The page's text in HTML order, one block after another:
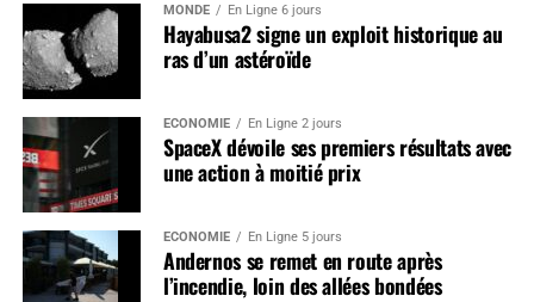
MONDE En Ligne 6 jours
Hayabusa2 signe un exploit historique au
ras d’un astéroïde
ÉCONOMIE En Ligne 2 jours
SpaceX dévoile ses premiers résultats avec
une action à moitié prix
ÉCONOMIE En Ligne 5 jours
Andernos se remet en route après
l’incendie, loin des allées bondées